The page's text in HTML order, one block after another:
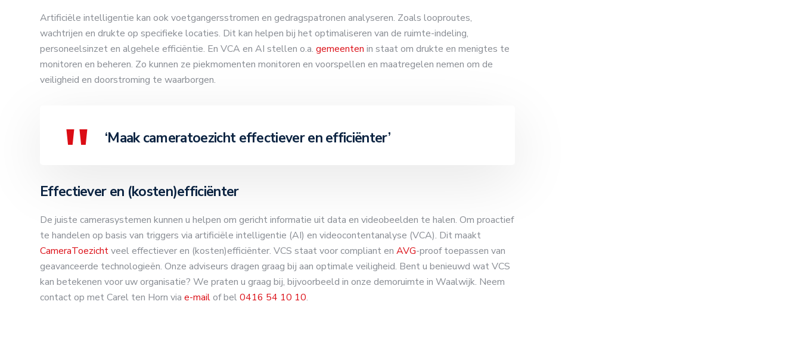
Artificiële intelligentie kan ook voetgangersstromen en gedragspatronen analyseren. Zoals looproutes,
wachtrijen en drukte op specifieke locaties. Dit kan helpen bij het optimaliseren van de ruimte-indeling,
personeelsinzet en algehele efficiëntie. En VCA en AI stellen o.a. gemeenten in staat om drukte en menigtes te
monitoren en beheren. Zo kunnen ze piekmomenten monitoren en voorspellen en maatregelen nemen om de
veiligheid en doorstroming te waarborgen.
‘Maak cameratoezicht effectiever en efficiënter’
Effectiever en (kosten)efficiënter
De juiste camerasystemen kunnen u helpen om gericht informatie uit data en videobeelden te halen. Om proactief
te handelen op basis van triggers via artificiële intelligentie (AI) en videocontentanalyse (VCA). Dit maakt
CameraToezichtveel effectiever en (kosten)efficiënter. VCS staat voor compliant en AVG-proof toepassen van
geavanceerde technologieën. Onze adviseurs dragen graag bij aan optimale veiligheid. Bent u benieuwd wat VCS
kan betekenen voor uw organisatie? We praten u graag bij, bijvoorbeeld in onze demoruimte in Waalwijk. Neem
contact op met Carel ten Horn via e-mailof bel0416 54 10 10.